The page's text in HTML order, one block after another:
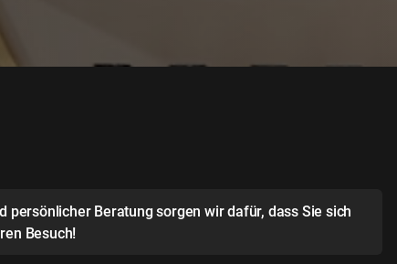
Beratung sorgen wir dafür, dass Sie sich
Besuch!